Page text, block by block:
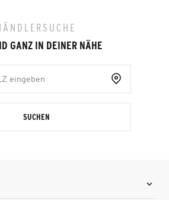
GANZ IN DEINER NÄHE
SUCHEN